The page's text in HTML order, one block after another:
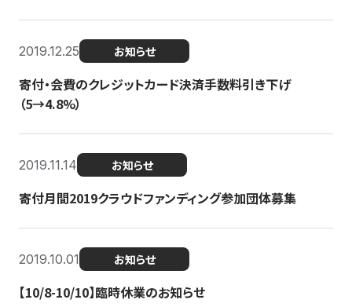
2019.12.25 お知らせ
寄付・会費のクレジットカード決済手数料引き下げ
（5→4.8%）
2019.11.14 お知らせ
寄付月間2019クラウドファンディング参加団体募集
2019.10.01 お知らせ
【10/8-10/10】臨時休業のお知らせ